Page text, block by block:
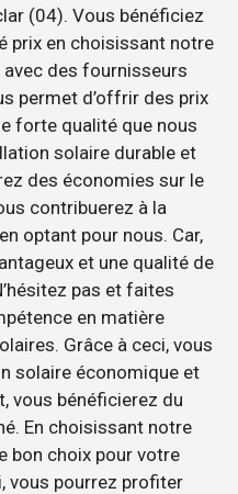
(04). Vous bénéficiez
prix en choisissant notre
des fournisseurs
permet d’offrir des prix
forte qualité que nous
solaire durable et
des économies sur le
contribuerez à la
optant pour nous. Car,
et une qualité de
pas et faites
en matière
Grâce à ceci, vous
solaire économique et
vous bénéficierez du
En choisissant notre
bon choix pour votre
vous pourrez profiter